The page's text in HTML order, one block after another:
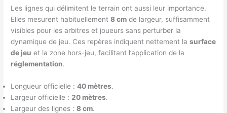
Les lignes qui délimitent le terrain ont aussi leur importance.
Elles mesurent habituellement8 cm de largeur, suffisamment
visibles pour les arbitres et joueurs sans perturber la
dynamique de jeu. Ces repères indiquent nettement lasurface
de jeu et la zone hors-jeu, facilitant l’application de la
réglementation.
Longueur officielle :40 mètres.
Largeur officielle : 20 mètres.
Largeur des lignes :8 cm.